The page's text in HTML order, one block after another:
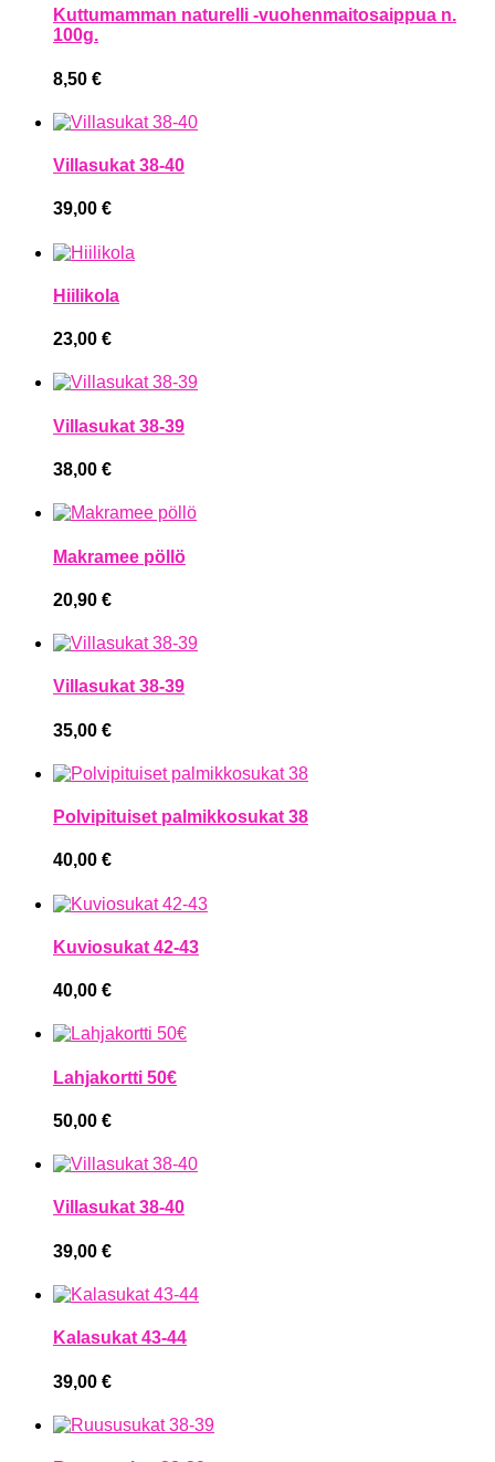
Kuttumamman naturelli -vuohenmaitosaippua n.
100g.
8,50 €
Villasukat 38-40
39,00 €
Hiilikola
23,00 €
Villasukat 38-39
38,00 €
Makramee pöllö
20,90 €
Villasukat 38-39
35,00 €
Polvipituiset palmikkosukat 38
40,00 €
Kuviosukat 42-43
40,00 €
Lahjakortti 50€
50,00 €
Villasukat 38-40
39,00 €
Kalasukat 43-44
39,00 €